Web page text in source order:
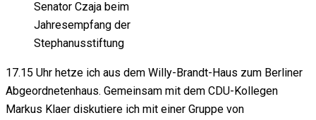
Senator Czaja beim
Jahresempfang der
Stephanusstiftung
17.15 Uhr hetze ich aus dem Willy-Brandt-Haus zum Berliner
Abgeordnetenhaus. Gemeinsam mit dem CDU-Kollegen
Markus Klaer diskutiere ich mit einer Gruppe von